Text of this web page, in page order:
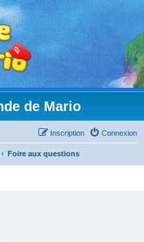
de Mario
Connexion
Inscription
Foire aux questions